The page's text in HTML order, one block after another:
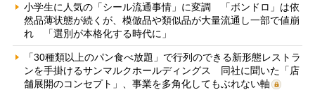
小学生に人気の「シール流通事情」に変調 「ボンドロ」は依
然品薄状態が続くが、模倣品や類似品が大量流通し一部で値崩
れ 「選別が本格化する時代に」
「30種類以上のパン食べ放題」で行列のできる新形態レストラ
ンを手掛けるサンマルクホールディングス 同社に聞いた「店
舗展開のコンセプト」、事業を多角化してもぶれない軸